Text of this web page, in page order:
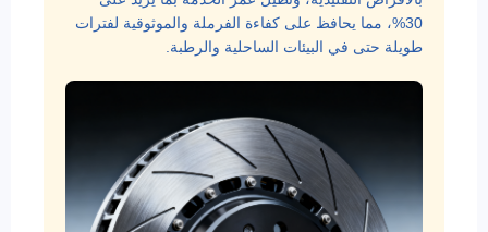
30%، مما يحافظ على كفاءة الفرملة والموثوقية لفترات
طويلة حتى في البيئات الساحلية والرطبة.